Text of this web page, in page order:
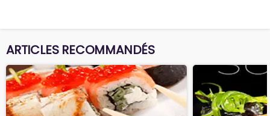
ARTICLES RECOMMANDÉS